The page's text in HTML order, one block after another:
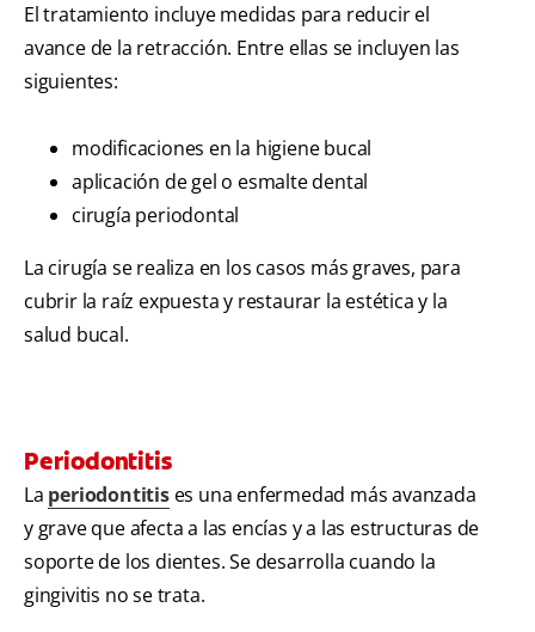
El tratamiento incluye medidas para reducir el
avance de la retracción. Entre ellas se incluyen las
siguientes:
modificaciones en la higiene bucal
aplicación de gel o esmalte dental
cirugía periodontal
La cirugía se realiza en los casos más graves, para
cubrir la raíz expuesta y restaurar la estética y la
salud bucal.
Periodontitis
La periodontitises una enfermedad más avanzada
y grave que afecta a las encías y a las estructuras de
soporte de los dientes. Se desarrolla cuando la
gingivitis no se trata.